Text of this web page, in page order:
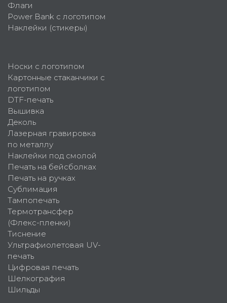
Флаги
Power Bank с логотипом
Наклейки (стикеры)
Носки с логотипом
Картонные стаканчики с
логотипом
DTF-печать
Вышивка
Деколь
Лазерная гравировка
по металлу
Наклейки под смолой
Печать на бейсболках
Печать на ручках
Сублимация
Тампопечать
Термотрансфер
(Флекс-пленки)
Тиснение
Ультрафиолетовая UV-
печать
Цифровая печать
Шелкография
Шильды